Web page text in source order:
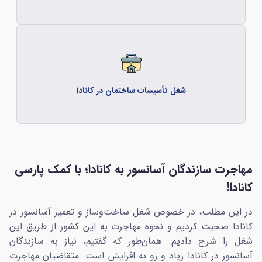
مرحله 5: اداره مهاجرت کانادا مدارک شما را بررسی و نامه
در نهایت می‌توانید با خرید بلیت، آماده مهاجرت
شانس شما برای دریافت دعوت‌نامه، بیشتر خواهد
شد. در واقع هرچه سن شما کمتر، مدرک تحصیلی
بالاتر و نمره زبان بهتری داشته باشید، امتیاز بیشتری
دریافت خواهید کرد. جزئیات کامل‌تر درباره روش
اکسپرس انتری کانادا را در صفحه مربوط به آن
مطالعه کنید.
شغل تأسیسات ساختمان در کانادا
مهاجرت سازندگان آسانسور به کانادا؛ با کمک پارسی
کانادا!
در این مطلب، در خصوص شغل ساخت‌وساز و تعمیر آسانسور در
کانادا صحبت کردیم و نحوه مهاجرت به این کشور از طریق این
شغل را شرح دادیم. همان‌طور که گفتیم، نیاز به سازندگان
آسانسور در کانادا زیاد و رو به افزایش است. متقاضیان مهاجرت